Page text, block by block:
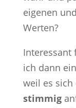
eigenen
Werten?
Interessant
ich dann
weil es
stimmig